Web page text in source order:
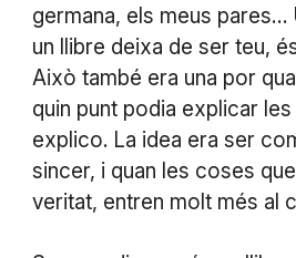
germana, els meus pares…
un llibre deixa de ser teu,
Això també era una por
quin punt podia explicar
explico. La idea era ser
sincer, i quan les coses
veritat, entren molt més al